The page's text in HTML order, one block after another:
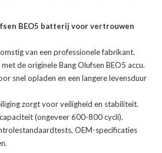
BEO5 batterij voor vertrouwen
van een professionele fabrikant.
deoriginele Bang Olufsen BEO5 accu.
snel opladen en een langere levensduur
zorgt voor veiligheid en stabiliteit.
(ongeveer 600-800 cycli).
OEM-specificaties